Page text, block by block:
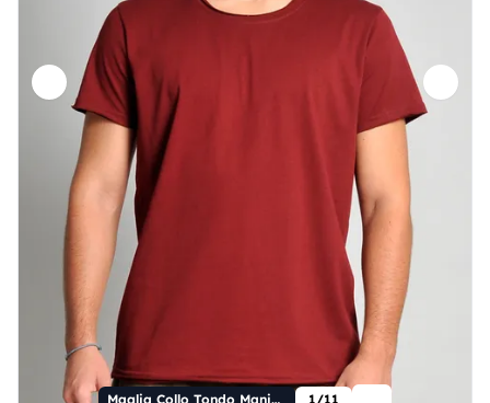
Maglia Collo Tondo Manica Corta Taglio Vivo 1/11